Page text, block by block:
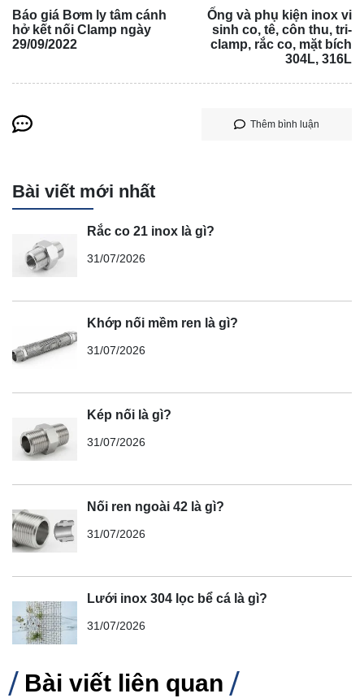
Báo giá Bơm ly tâm cánh
hở kết nối Clamp ngày
29/09/2022
Ống và phụ kiện inox vi
sinh co, tê, côn thu, tri-
clamp, rắc co, mặt bích
304L, 316L
Thêm bình luận
Bài viết mới nhất
Rắc co 21 inox là gì?
31/07/2026
Khớp nối mềm ren là gì?
31/07/2026
Kép nối là gì?
31/07/2026
Nối ren ngoài 42 là gì?
31/07/2026
Lưới inox 304 lọc bể cá là gì?
31/07/2026
Bài viết liên quan